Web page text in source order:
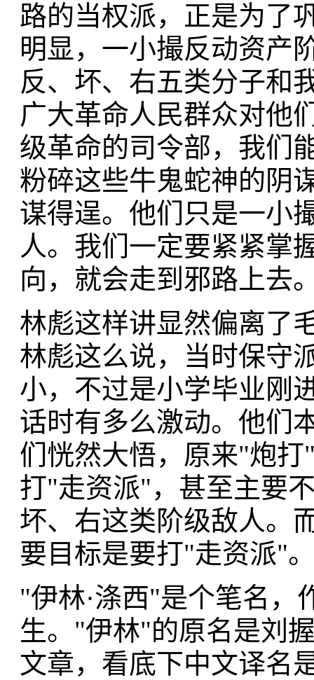
路的当权派，正是为了
明显，一小撮反动资产
反、坏、右五类分子和
广大革命人民群众对他
级革命的司令部，我们
粉碎这些牛鬼蛇神的阴
谋得逞。他们只是一小
人。我们一定要紧紧掌
向，就会走到邪路上去
林彪这样讲显然偏离了
林彪这么说，当时保守
小，不过是小学毕业刚
话时有多么激动。他们
们恍然大悟，原来"炮
打"走资派"，甚至主要
坏、右这类阶级敌人。
要目标是要打"走资派"
"伊林·涤西"是个笔名，
生。"伊林"的原名是刘
文章，看底下中文译名